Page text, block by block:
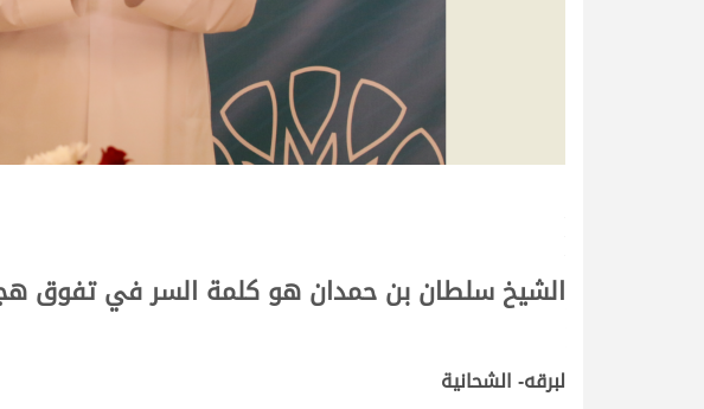
الشيخ سلطان بن حمدان هو كلمة السر في تفوق
لبرقه- الشحانية